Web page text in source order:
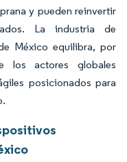
y pueden reinvertir
La industria de
México equilibra, por
los actores globales
posicionados para